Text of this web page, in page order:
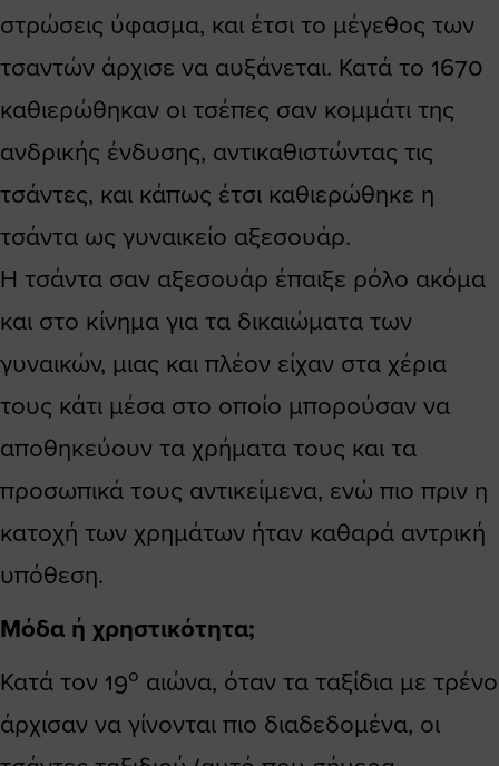
στρώσεις ύφασμα, και έτσι το μέγεθος των
τσαντών άρχισε να αυξάνεται. Κατά το 1670
καθιερώθηκαν οι τσέπες σαν κομμάτι της
ανδρικής ένδυσης, αντικαθιστώντας τις
τσάντες, και κάπως έτσι καθιερώθηκε η
τσάντα ως γυναικείο αξεσουάρ.
Η τσάντα σαν αξεσουάρ έπαιξε ρόλο ακόμα
και στο κίνημα για τα δικαιώματα των
γυναικών, μιας και πλέον είχαν στα χέρια
τους κάτι μέσα στο οποίο μπορούσαν να
αποθηκεύουν τα χρήματα τους και τα
προσωπικά τους αντικείμενα, ενώ πιο πριν η
κατοχή των χρημάτων ήταν καθαρά αντρική
υπόθεση.
Μόδα ή χρηστικότητα;
Κατά τον 19ο αιώνα, όταν τα ταξίδια με τρένο
άρχισαν να γίνονται πιο διαδεδομένα, οι